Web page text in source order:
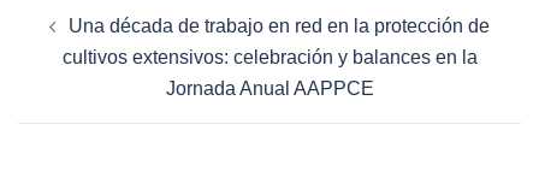
Una década de trabajo en red en la protección de
cultivos extensivos: celebración y balances en la
Jornada Anual AAPPCE